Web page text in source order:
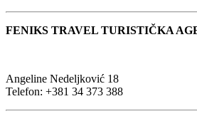
FENIKS TRAVEL TURISTIČKA
Angeline Nedeljković 18
Telefon: +381 34 373 388